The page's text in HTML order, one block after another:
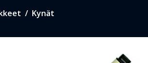
Kynät